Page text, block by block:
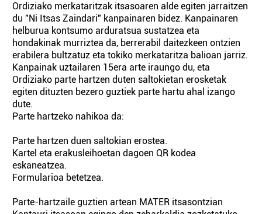
Ordiziako merkataritzak itsasoaren alde egiten jarraitzen
du "Ni Itsas Zaindari" kanpainaren bidez. Kanpainaren
helburua kontsumo arduratsua sustatzea eta
hondakinak murriztea da, berrerabil daitezkeen ontzien
erabilera bultzatuz eta tokiko merkataritza balioan jarriz.
Kanpainak uztailaren 15era arte iraungo du, eta
Ordiziako parte hartzen duten saltokietan erosketak
egiten dituzten bezero guztiek parte hartu ahal izango
dute.
Parte hartzeko nahikoa da:
Parte hartzen duen saltokian erostea.
Kartel eta erakusleihoetan dagoen QR kodea
eskaneatzea.
Formularioa betetzea.
Parte-hartzaile guztien artean MATER itsasontzian